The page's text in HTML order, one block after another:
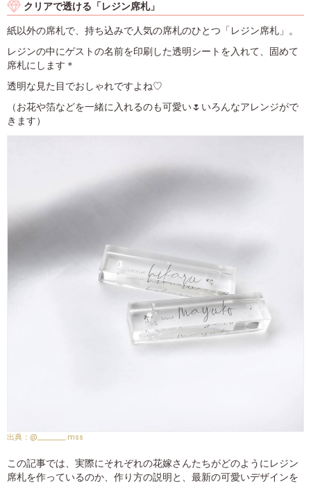
クリアで透ける「レジン席札」
紙以外の席札で、持ち込みで人気の席札のひとつ「レジン席札」。
レジンの中にゲストの名前を印刷した透明シートを入れて、固めて
席札にします＊
透明な見た目でおしゃれですよね♡
（お花や箔などを一緒に入れるのも可愛い🌷いろんなアレンジがで
きます）
@________.mss
この記事では、実際にそれぞれの花嫁さんたちがどのようにレジン
席札を作っているのか、作り方の説明と、最新の可愛いデザインを